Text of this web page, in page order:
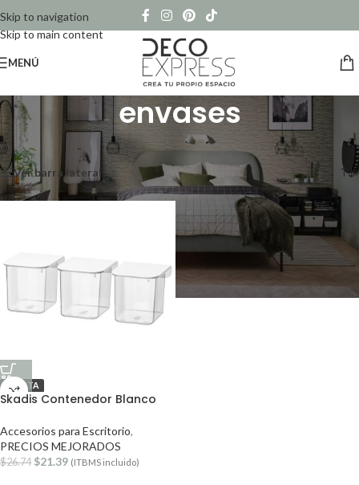
Skip to navigation
Skip to main content
MENÚ
envases
Inicio/ Productos etiquetados “envases”Mostrando el único resultado
Ver barra lateral
OFERTA
Skadis Contenedor Blanco
Accesorios para Escritorio,
PRECIOS MEJORADOS
$26.74 $21.39 (ITBMS incluido)